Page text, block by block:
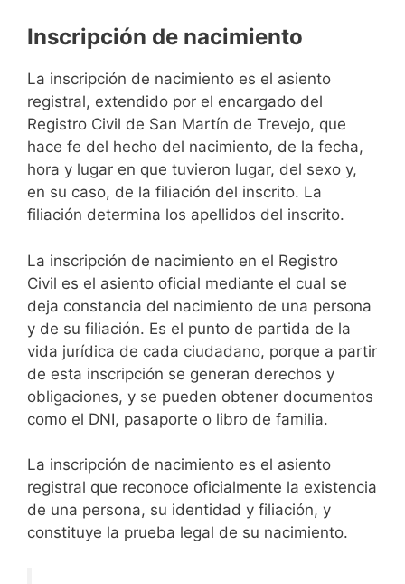
Inscripción de nacimiento
La inscripción de nacimiento es el asiento
registral, extendido por el encargado del
Registro Civil de San Martín de Trevejo, que
hace fe del hecho del nacimiento, de la fecha,
hora y lugar en que tuvieron lugar, del sexo y,
en su caso, de la filiación del inscrito. La
filiación determina los apellidos del inscrito.
La inscripción de nacimiento en el Registro
Civil es el asiento oficial mediante el cual se
deja constancia del nacimiento de una persona
y de su filiación. Es el punto de partida de la
vida jurídica de cada ciudadano, porque a partir
de esta inscripción se generan derechos y
obligaciones, y se pueden obtener documentos
como el DNI, pasaporte o libro de familia.
La inscripción de nacimiento es el asiento
registral que reconoce oficialmente la existencia
de una persona, su identidad y filiación, y
constituye la prueba legal de su nacimiento.